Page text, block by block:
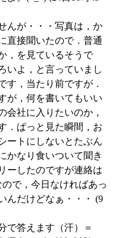
んが・・・写真は，か
直接聞いたので．普通
，を見ているそうで
いよ，と言っていまし
す，当たり前ですが．
が，何を書いてもいい
会社に入りたいのか，
．ぱっと見た瞬間，お
ートにしないとたぶん
かなり食いついて聞き
ーしたのですが連絡は
で，今日なければあっ
んだけどなぁ・・・ (9
で答えます（汗）＝